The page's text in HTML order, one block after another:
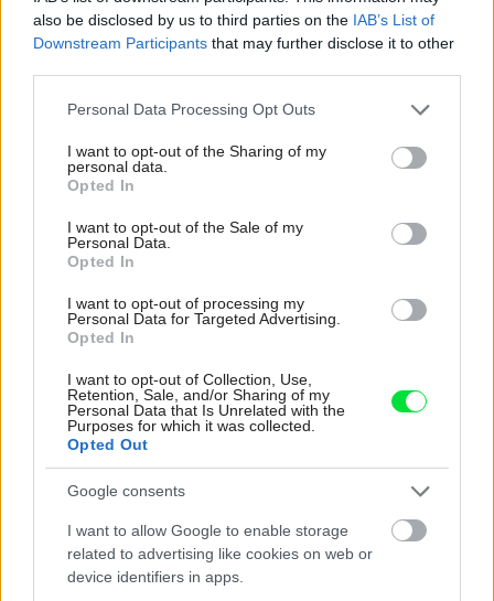
also be disclosed by us to third parties on the IAB’s List of
Downstream Participants that may further disclose it to other
Please note that this website/app uses one or more Google
not limited to your visit or usage behaviour. You may click to
grant or deny consent to Google and its third-party tags to
use your data for below specified purposes in below Google
consent section.
Personal Data Processing Opt Outs
I want to opt-out of the Sharing of my
personal data.
Opted In
I want to opt-out of the Sale of my
Personal Data.
Opted In
I want to opt-out of processing my
Personal Data for Targeted Advertising.
Opted In
I want to opt-out of Collection, Use,
Retention, Sale, and/or Sharing of my
Personal Data that Is Unrelated with the
Purposes for which it was collected.
Opted Out
Google consents
I want to allow Google to enable storage
related to advertising like cookies on web or
device identifiers in apps.
seba. V novom dome je všetko pre ich život i
návštevy vnúčat
Miestni remeselníci vytvorili bývanie, ktoré vyzerá
ako malý raj
K bytu ladili aj škáry v obklade. Majitelia zbúrali
režiséra
Pridajte túto surovinu do prania, obliečky budú
hladšie a pevnejšie. Starý trik z hotelov poznali už
naše babičky